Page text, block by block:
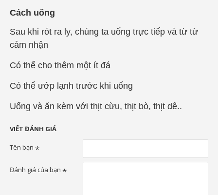
Cách uống
Sau khi rót ra ly, chúng ta uống trực tiếp và từ từ
cảm nhận
Có thể cho thêm một ít đá
Có thể ướp lạnh trước khi uống
Uống và ăn kèm với thịt cừu, thịt bò, thịt dê..
VIẾT ĐÁNH GIÁ
Tên bạn
Đánh giá của bạn